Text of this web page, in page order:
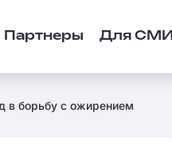
Партнеры Для СМИ
в борьбу с ожирением